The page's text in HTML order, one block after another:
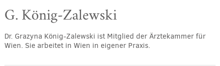
G. König-Zalewski
Dr. Grazyna König-Zalewski ist Mitglied der Ärztekammer für
Wien. Sie arbeitet in Wien in eigener Praxis.